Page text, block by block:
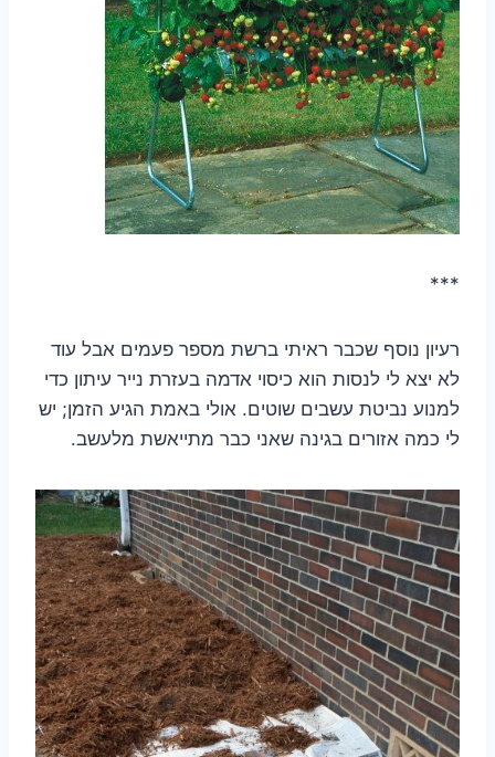
***
רעיון נוסף שכבר ראיתי ברשת מספר פעמים אבל עוד
לא יצא לי לנסות הוא כיסוי אדמה בעזרת נייר עיתון כדי
למנוע נביטת עשבים שוטים. אולי באמת הגיע הזמן; יש
לי כמה אזורים בגינה שאני כבר מתייאשת מלעשב.